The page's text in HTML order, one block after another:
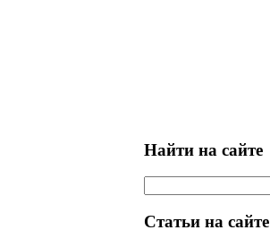
Найти на сайте
Статьи на сайте